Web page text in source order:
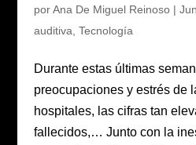
porAna De Miguel Reinoso|
auditiva Tecnología
Durante estas últimas
preocupaciones y estrés de
hospitales, las cifras tan
fallecidos,… Junto con la